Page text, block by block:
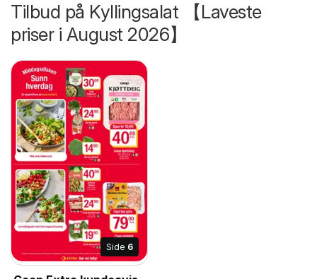
Tilbud på Kyllingsalat 【Laveste
priser i August 2026】
Side 6